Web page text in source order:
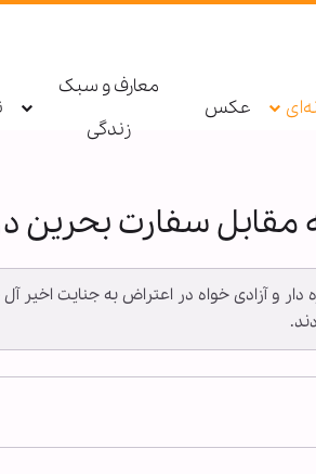
عکس
معارف و سبک
زندگی
سفارت بحرین
دار و آزادی خواه در اعتراض به جنایت